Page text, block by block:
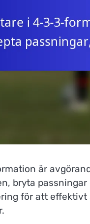
är
bryta
för att effektivt